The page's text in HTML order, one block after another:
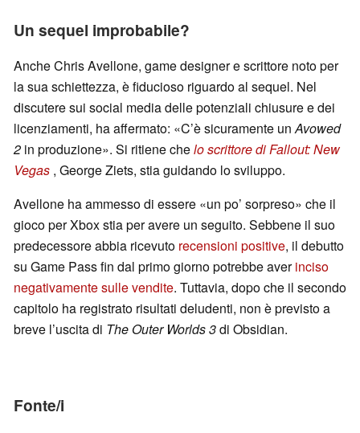
Un sequel improbabile?
Anche Chris Avellone, game designer e scrittore noto per
la sua schiettezza, è fiducioso riguardo al sequel. Nel
discutere sui social media delle potenziali chiusure e dei
licenziamenti, ha affermato: «C’è sicuramente unAvowed
2 in produzione». Si ritiene chelo scrittore di Fallout: New
Vegas , George Ziets, stia guidando lo sviluppo.
Avellone ha ammesso di essere «un po’ sorpreso» che il
gioco per Xbox stia per avere un seguito. Sebbene il suo
predecessore abbia ricevuto recensioni positive, il debutto
su Game Pass fin dal primo giorno potrebbe averinciso
negativamente sulle vendite. Tuttavia, dopo che il secondo
capitolo ha registrato risultati deludenti, non è previsto a
breve l’uscita di The Outer Worlds 3di Obsidian.
Fonte/i